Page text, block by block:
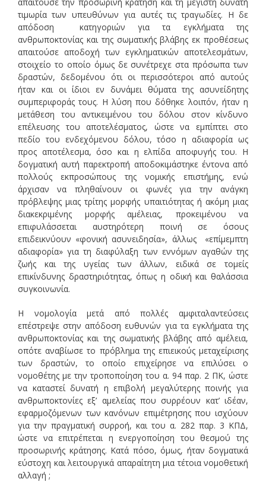
απαιτούσε την προσωρινή κράτηση και τη μέγιστη δυνατή
τιμωρία των υπευθύνων για αυτές τις τραγωδίες. Η δε
απόδοση κατηγοριών για τα εγκλήματα της
ανθρωποκτονίας και της σωματικής βλάβης εκ προθέσεως
απαιτούσε αποδοχή των εγκληματικών αποτελεσμάτων,
στοιχείο το οποίο όμως δε συνέτρεχε στα πρόσωπα των
δραστών, δεδομένου ότι οι περισσότεροι από αυτούς
ήταν και οι ίδιοι εν δυνάμει θύματα της ασυνείδητης
συμπεριφοράς τους. Η λύση που δόθηκε λοιπόν, ήταν η
μετάθεση του αντικειμένου του δόλου στον κίνδυνο
επέλευσης του αποτελέσματος, ώστε να εμπίπτει στο
πεδίο του ενδεχόμενου δόλου, τόσο η αδιαφορία ως
προς αποτέλεσμα, όσο και η ελπίδα αποφυγής του. Η
δογματική αυτή παρεκτροπή αποδοκιμάστηκε έντονα από
πολλούς εκπροσώπους της νομικής επιστήμης, ενώ
άρχισαν να πληθαίνουν οι φωνές για την ανάγκη
πρόβλεψης μιας τρίτης μορφής υπαιτιότητας ή ακόμη μιας
διακεκριμένης μορφής αμέλειας, προκειμένου να
επιφυλάσσεται αυστηρότερη ποινή σε όσους
επιδεικνύουν «φονική ασυνειδησία», άλλως «επίμεμπτη
αδιαφορία» για τη διαφύλαξη των εννόμων αγαθών της
ζωής και της υγείας των άλλων, ειδικά σε τομείς
επικίνδυνης δραστηριότητας, όπως η οδική και θαλάσσια
συγκοινωνία.
Η νομολογία μετά από πολλές αμφιταλαντεύσεις
επέστρεψε στην απόδοση ευθυνών για τα εγκλήματα της
ανθρωποκτονίας και της σωματικής βλάβης από αμέλεια,
οπότε αναβίωσε το πρόβλημα της επιεικούς μεταχείρισης
των δραστών, το οποίο επιχείρησε να επιλύσει ο
νομοθέτης με την τροποποίηση του α. 94 παρ. 2 ΠΚ, ώστε
να καταστεί δυνατή η επιβολή μεγαλύτερης ποινής για
ανθρωποκτονίες εξ’ αμελείας που συρρέουν κατ’ ιδέαν,
εφαρμοζόμενων των κανόνων επιμέτρησης που ισχύουν
για την πραγματική συρροή, και του α. 282 παρ. 3 ΚΠΔ,
ώστε να επιτρέπεται η ενεργοποίηση του θεσμού της
προσωρινής κράτησης. Κατά πόσο, όμως, ήταν δογματικά
εύστοχη και λειτουργικά απαραίτητη μια τέτοια νομοθετική
αλλαγή ;